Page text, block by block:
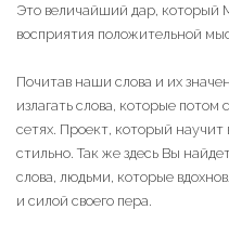
Это величайший дар, который
восприятия положительной
Почитав наши слова и их
излагать слова, которые потом
сетях. Проект, который
стильно. Так же здесь Вы
слова, людьми, которые
и силой своего пера.